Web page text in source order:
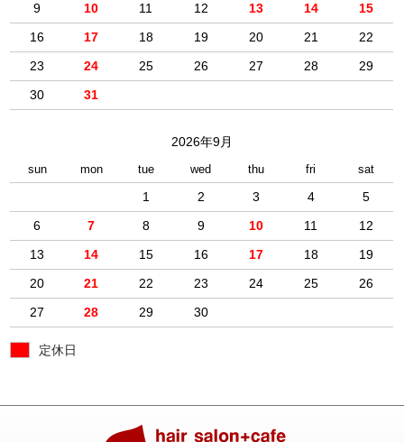
9
10 11 12 13 14
15
16
17 18 19 20 21
22
23
24 25 26 27 28
29
30
31
2026年9月
sun mon tue wed thu fri sat
1 2 3 4
5
6
7 8 9 10 11
12
13
14 15 16 17 18
19
20
21 22 23 24 25
26
27
28 29 30
定休日